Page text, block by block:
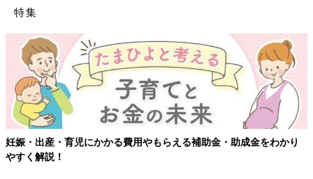
特集
・出産・育児にかかる費用やもらえる補助金・助成金をわかり
く解説！
【